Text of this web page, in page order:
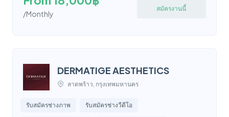
/Monthly
สมัครงานนี้
DERMATIGE AESTHETICS
ลาดพร้าว, กรุงเทพมหานคร
รับสมัครช่างภาพ รับสมัครช่างวีดีโอ